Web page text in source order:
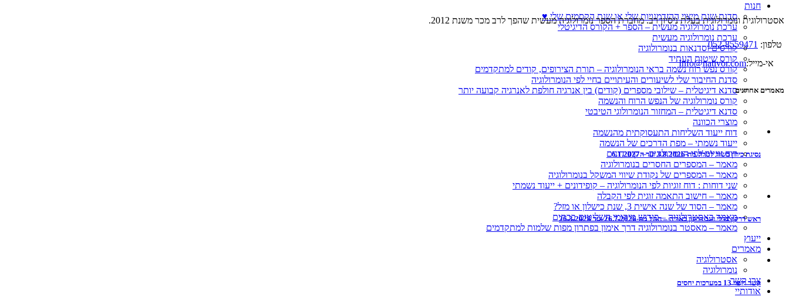
חנות
סדנת שנת מיצוי ההזדמנויות שלי או שנת הקסמים שלי ♥
ערכת נומרולוגיה מעשית – הספר + הקורס הדיגיטלי
ערכת נומרולוגיה מעשית
קורסים וסדנאות בנומרולוגיה
קורס שיטות העתיד
קורס נפש רוח נשמה בראי הנומרולוגיה – תורת הצירופים, קודים למתקדמים
סדנת החיבור שלי לשיעורים והעיתויים בחיי לפי הנומרולוגיה
סדנא דיגיטלית – שילובי מספרים (קודים) בין אנרגיה חולפת לאנרגיה קבועה יותר
קורס נומרולוגיה של הנפש הרוח והנשמה
סדנא דיגיטלית – המחזור הנומרולוגי הטיבטי
מוצרי הכוונה
דוח ייעוד השליחות התעסוקתית מהנשמה
ייעוד נשמתי – מפת הדרכים של הנשמה
דוח זוגיות לפי הנומרולוגיה – קופידונים
מאמר – המספרים החסרים בנומרולוגיה
מאמר – המספרים של נקודת שיווי המשקל בנומרולוגיה
שני דוחות : דוח זוגיות לפי הנומרולוגיה – קופידונים + ייעוד נשמתי
מאמר – חישוב התאמה זוגית לפי הקבלה
מאמר – הסוד של שנה אישית 3, שנת כישלון או מזל?
מאמר באסטרולוגיה – פירוש מיקומי השליטים בבתים
מאמר – מאסטר בנומרולוגיה דרך אימון בפתרון מפות שלמות למתקדמים
ייעוץ
מאמרים
אסטרולוגיה
נומרולוגיה
צרו קשר
אודותיי
אסטרולוגית ונומרולוגית בעלת ניסיון רב. מחברת הספר נומרולוגיה מעשית שהפך לרב מכר משנת 2012.
טלפון: 052-8559471
אי-מייל:Info@nativor.com
מאמרים אחרונים
נסיגת כירון בשור לטלה מה-3.8.2026 ועד ה6.1.2027
ראש דרקון בדלי וזנב דרקון באריה – החל מה-26.7.2026 ועד 26.3.2028
קשר ריפוי 13 במערכות יחסים